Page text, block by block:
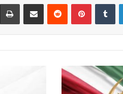
‫پین‌ترست ‫رددیت